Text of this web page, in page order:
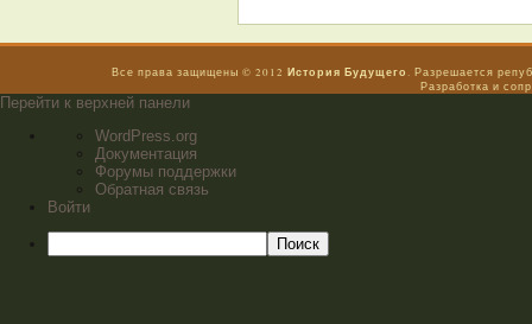
Все права защищены © 2012История Будущего . Разрешается
Разработка и
Перейти к верхней панели
WordPress.org
Документация
Форумы поддержки
Обратная связь
Войти